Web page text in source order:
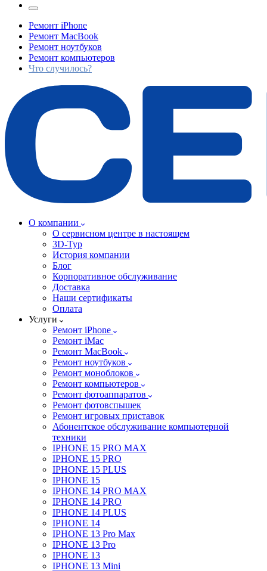
Ремонт iPhone
Ремонт MacBook
Ремонт ноутбуков
Ремонт компьютеров
Что случилось?
О компании
О сервисном центре в настоящем
3D-Тур
История компании
Блог
Корпоративное обслуживание
Доставка
Наши сертификаты
Оплата
Услуги
Ремонт iPhone
Ремонт iMac
Ремонт MacBook
Ремонт ноутбуков
Ремонт моноблоков
Ремонт компьютеров
Ремонт фотоаппаратов
Ремонт фотовспышек
Ремонт игровых приставок
Абонентское обслуживание компьютерной
техники
IPHONE 15 PRO MAX
IPHONE 15 PRO
IPHONE 15 PLUS
IPHONE 15
IPHONE 14 PRO MAX
IPHONE 14 PRO
IPHONE 14 PLUS
IPHONE 14
IPHONE 13 Pro Max
IPHONE 13 Pro
IPHONE 13
IPHONE 13 Mini